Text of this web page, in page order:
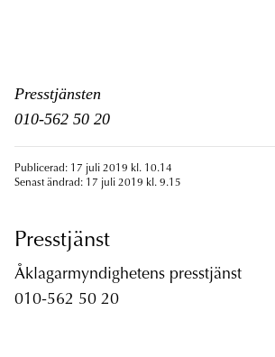
Presstjänsten
010-562 50 20
Publicerad: 17 juli 2019 kl. 10.14
Senast ändrad: 17 juli 2019 kl. 9.15
Presstjänst
Åklagarmyndighetens presstjänst
010-562 50 20